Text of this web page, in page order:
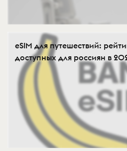
eSIM для путешествий:
доступных для россиян в